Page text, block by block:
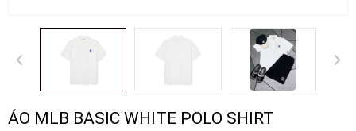
ÁO MLB BASIC WHITE POLO SHIRT